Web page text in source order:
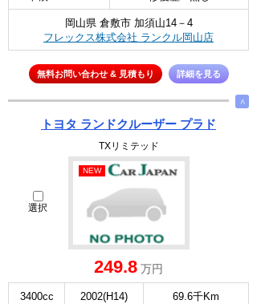
岡山県 倉敷市 加須山14－4
フレックス株式会社 ランクル岡山店
無料お問い合わせ & 見積もり 詳細を見る
∧
トヨタ ランドクルーザー プラド
TXリミテッド
選択
NEW
249.8 万円
3400cc 2002(H14) 69.6千Km